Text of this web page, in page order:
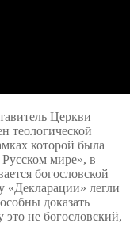
Церкви
теологической
которой была
мире», в
богословской
«Декларации» легли
доказать
это не богословский,